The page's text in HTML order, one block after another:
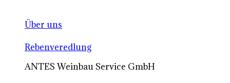
Über uns
Rebenveredlung
ANTES Weinbau Service GmbH